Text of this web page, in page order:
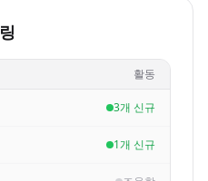
활동
3개 신규
1개 신규